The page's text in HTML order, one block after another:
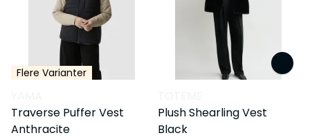
Flere Varianter
Traverse Puffer Vest
Anthracite
Plush Shearling Vest
Black